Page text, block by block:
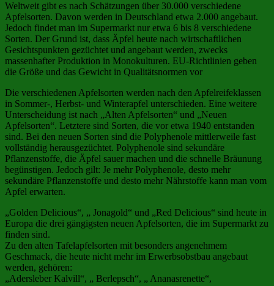
Weltweit gibt es nach Schätzungen über 30.000 verschiedene
Apfelsorten. Davon werden in Deutschland etwa 2.000 angebaut.
Jedoch findet man im Supermarkt nur etwa 6 bis 8 verschiedene
Sorten. Der Grund ist, dass Äpfel heute nach wirtschaftlichen
Gesichtspunkten gezüchtet und angebaut werden, zwecks
massenhafter Produktion in Monokulturen. EU-Richtlinien geben
die Größe und das Gewicht in Qualitätsnormen vor
Die verschiedenen Apfelsorten werden nach den Apfelreifeklassen
in Sommer-, Herbst- und Winterapfel unterschieden. Eine weitere
Unterscheidung ist nach „Alten Apfelsorten“ und „Neuen
Apfelsorten“. Letztere sind Sorten, die vor etwa 1940 entstanden
sind. Bei den neuen Sorten sind die Polyphenole mittlerweile fast
vollständig herausgezüchtet. Polyphenole sind sekundäre
Pflanzenstoffe, die Äpfel sauer machen und die schnelle Bräunung
begünstigen. Jedoch gilt: Je mehr Polyphenole, desto mehr
sekundäre Pflanzenstoffe und desto mehr Nährstoffe kann man vom
Apfel erwarten.
„Golden Delicious“, „ Jonagold“ und „Red Delicious“ sind heute in
Europa die drei gängigsten neuen Apfelsorten, die im Supermarkt zu
finden sind.
Zu den alten Tafelapfelsorten mit besonders angenehmem
Geschmack, die heute nicht mehr im Erwerbsobstbau angebaut
werden, gehören:
„Adersleber Kalvill“, „ Berlepsch“, „ Ananasrenette“,